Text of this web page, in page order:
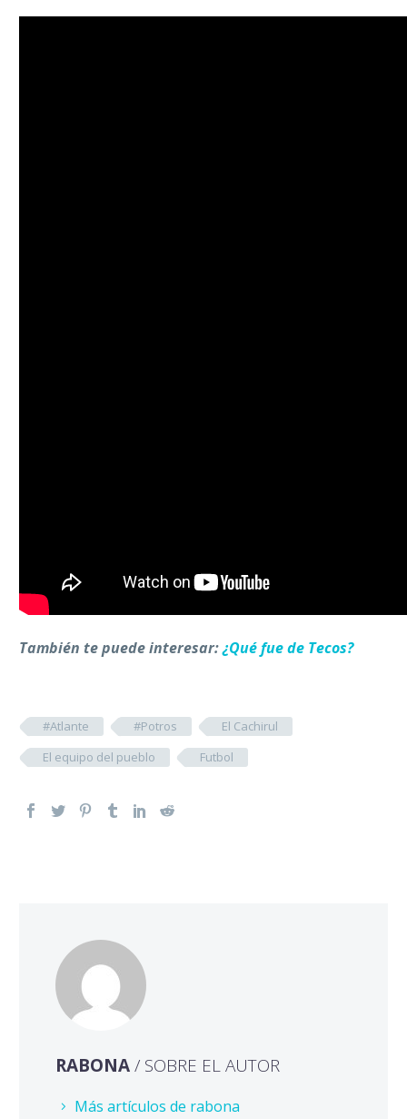
También te puede interesar:¿Qué fue de Tecos?
#Atlante #Potros
El Cachirul
El equipo del pueblo
Futbol
RABONA/ SOBRE EL AUTOR
Más artículos de rabona